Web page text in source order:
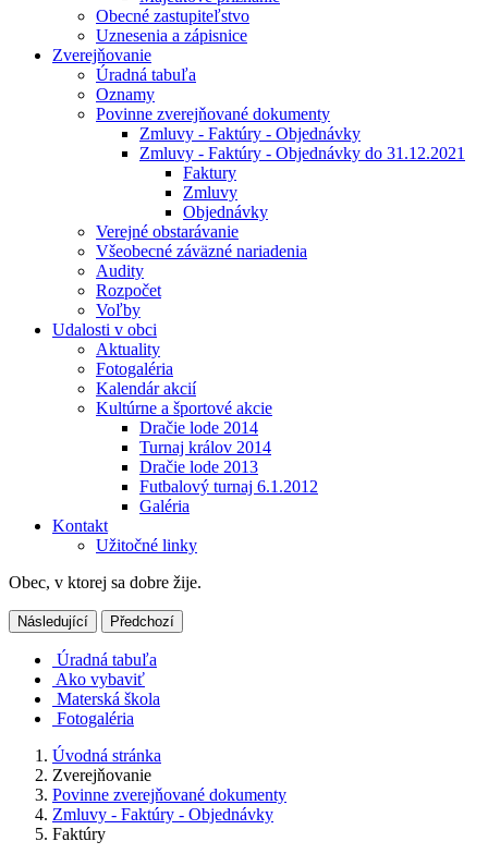
Obecné zastupiteľstvo
Uznesenia a zápisnice
Zverejňovanie
Úradná tabuľa
Oznamy
Povinne zverejňované dokumenty
Zmluvy - Faktúry - Objednávky
Zmluvy - Faktúry - Objednávky do 31.12.2021
Faktury
Zmluvy
Objednávky
Verejné obstarávanie
Všeobecné záväzné nariadenia
Audity
Rozpočet
Voľby
Udalosti v obci
Aktuality
Fotogaléria
Kalendár akcií
Kultúrne a športové akcie
Dračie lode 2014
Turnaj králov 2014
Dračie lode 2013
Futbalový turnaj 6.1.2012
Galéria
Kontakt
Užitočné linky
Obec, v ktorej sa dobre žije.
Následující Předchozí
Úradná tabuľa
Ako vybaviť
Materská škola
Fotogaléria
Úvodná stránka
Zverejňovanie
Povinne zverejňované dokumenty
Zmluvy - Faktúry - Objednávky
Faktúry